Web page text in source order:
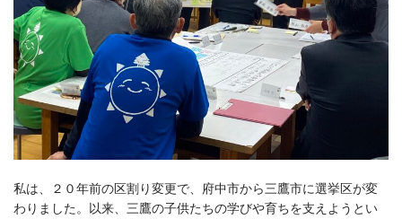
私は、２０年前の区割り変更で、府中市から三鷹市に選挙区が変
わりました。以来、三鷹の子供たちの学びや育ちを支えようとい